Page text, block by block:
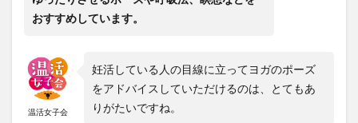
おすすめしています。
温活女子会
妊活している人の目線に立ってヨガのポーズ
をアドバイスしていただけるのは、とてもあ
りがたいですね。